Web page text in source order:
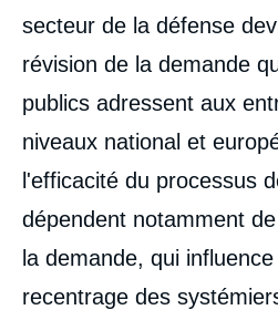
secteur de la défense
révision de la demande
publics adressent aux
niveaux national et
l'efficacité du processus
dépendent notamment
la demande, qui
recentrage des